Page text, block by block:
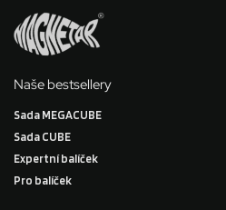
Naše bestsellery
Sada MEGACUBE
Sada CUBE
Expertní balíček
Pro balíček